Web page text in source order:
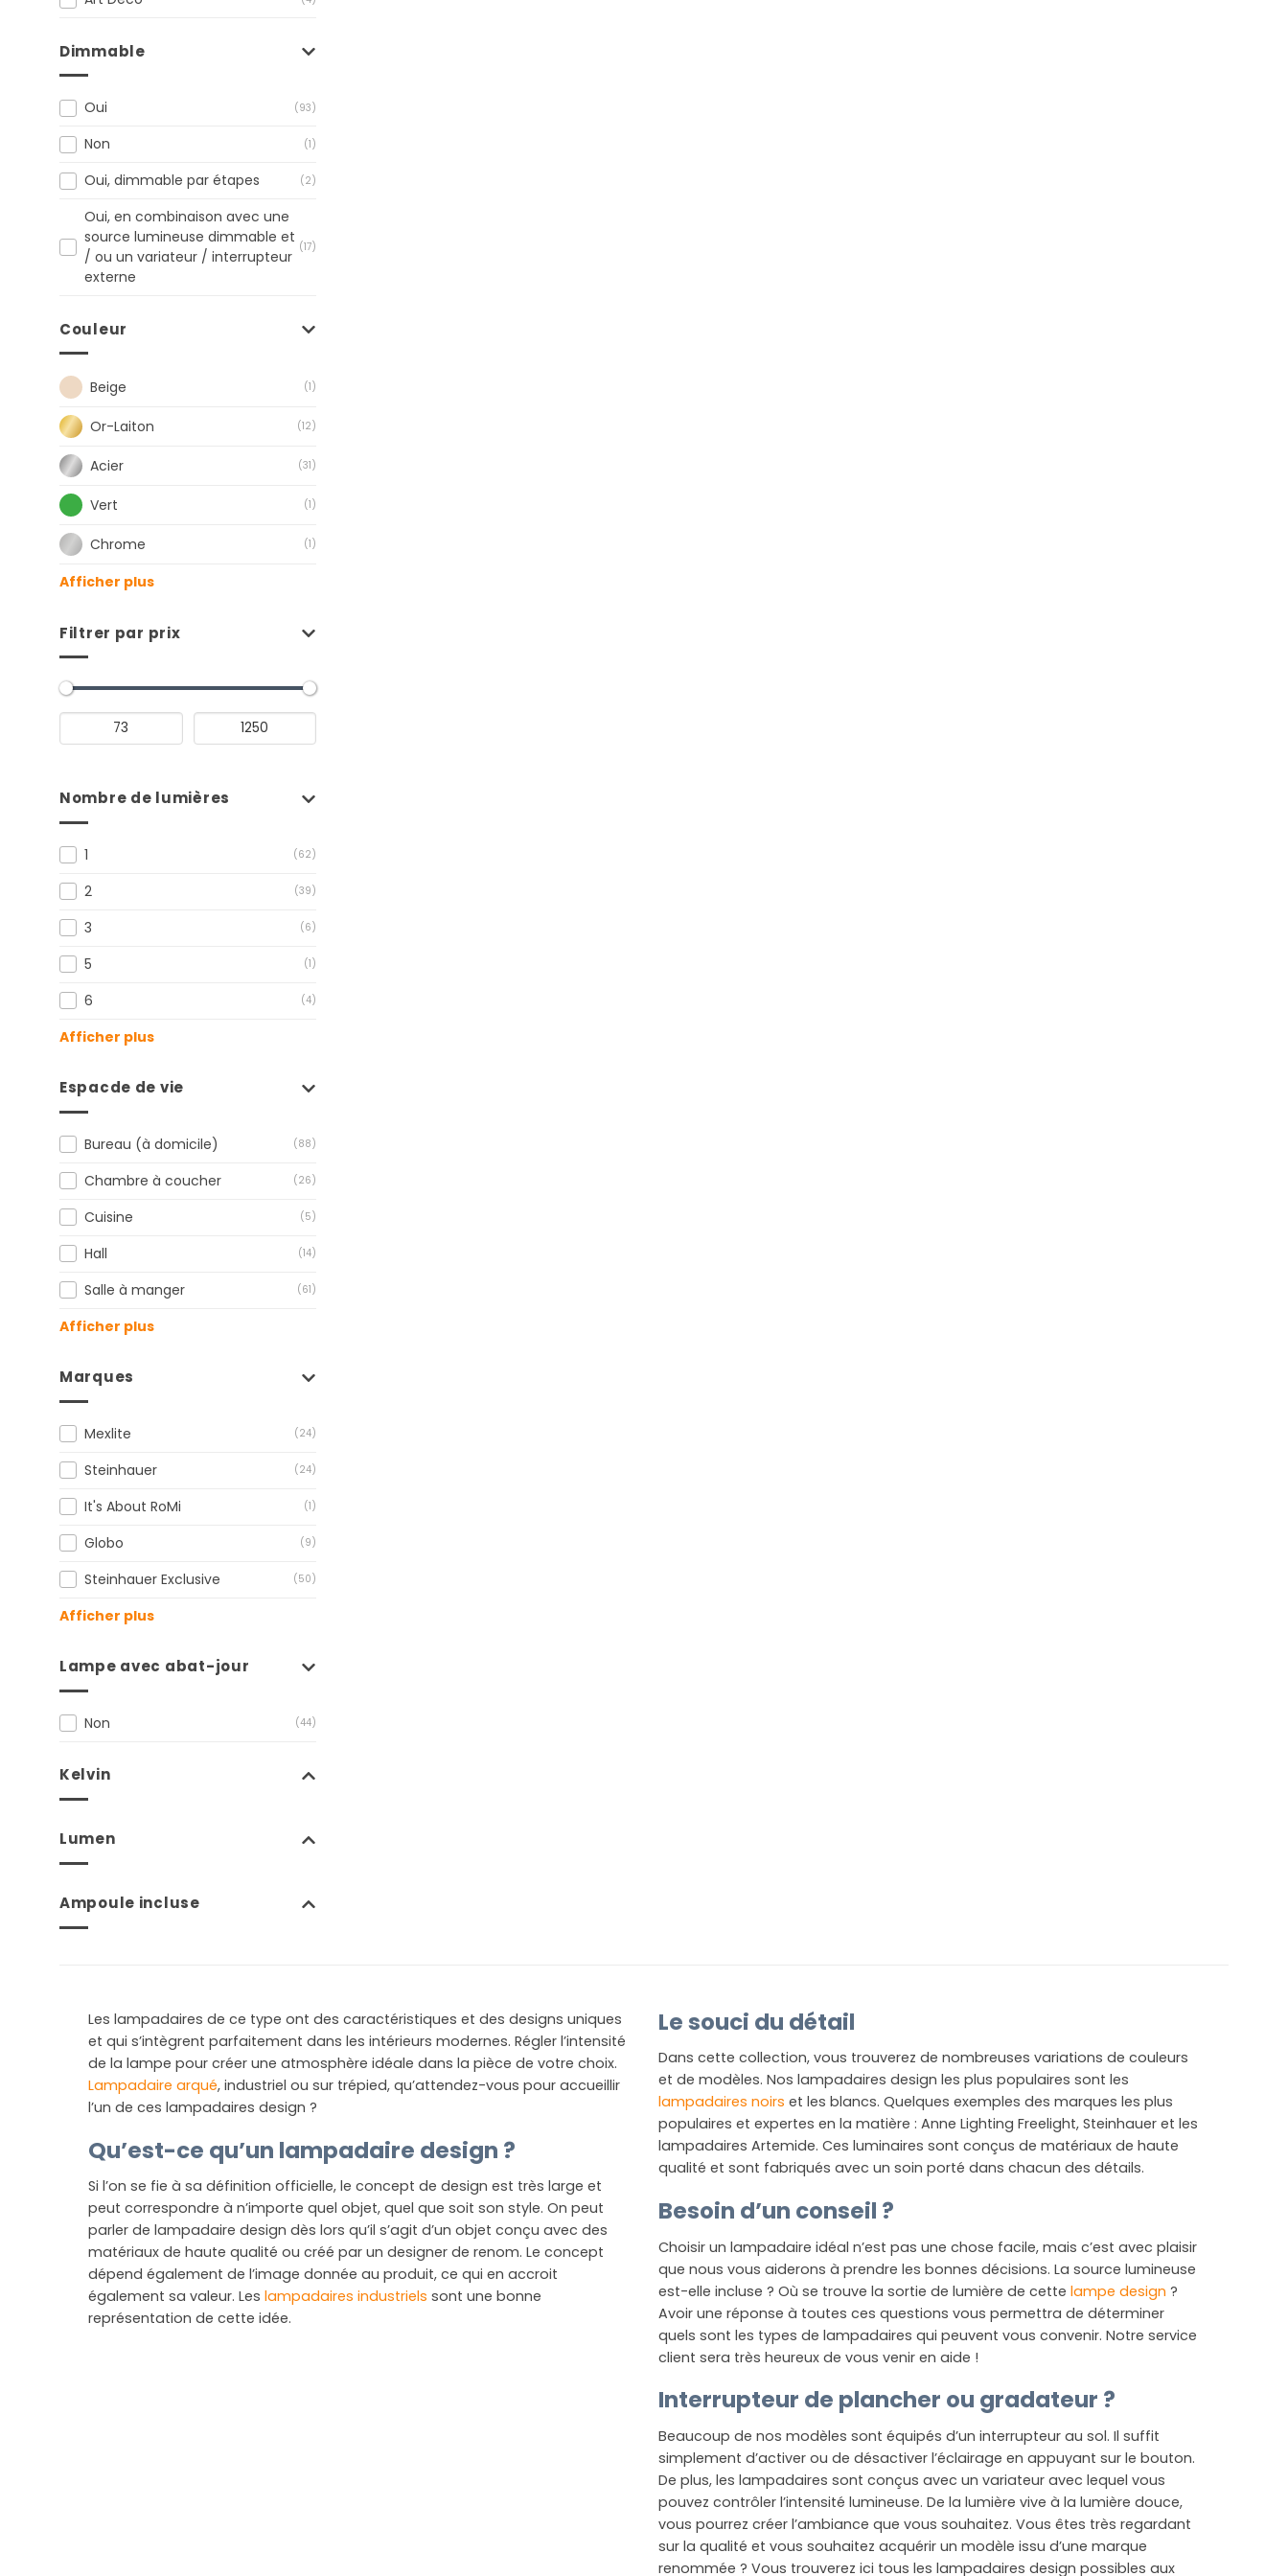
Dimmable
Oui (93)
Non (1)
Oui, dimmable par étapes (2)
Oui, en combinaison avec une
source lumineuse dimmable et
/ ou un variateur / interrupteur
externe
(17)
Couleur
Beige (1)
Or-Laiton (12)
Acier (31)
Vert (1)
Chrome (1)
Afficher plus
Filtrer par prix
Nombre de lumières
1 (62)
2 (39)
3 (6)
5 (1)
6 (4)
Afficher plus
Espacde de vie
Bureau (à domicile) (88)
Chambre à coucher (26)
Cuisine (5)
Hall (14)
Salle à manger (61)
Afficher plus
Marques
Mexlite (24)
Steinhauer (24)
It's About RoMi (1)
Globo (9)
Steinhauer Exclusive (50)
Afficher plus
Lampe avec abat-jour
Non (44)
Kelvin
Lumen
Ampoule incluse
Les lampadaires de ce type ont des caractéristiques et des designs uniques
et qui s’intègrent parfaitement dans les intérieurs modernes. Régler l’intensité
de la lampe pour créer une atmosphère idéale dans la pièce de votre choix.
Lampadaire arqué, industriel ou sur trépied, qu’attendez-vous pour accueillir
l’un de ces lampadaires design ?
Qu’est-ce qu’un lampadaire design ?
Si l’on se fie à sa définition officielle, le concept de design est très large et
peut correspondre à n’importe quel objet, quel que soit son style. On peut
parler de lampadaire design dès lors qu’il s’agit d’un objet conçu avec des
matériaux de haute qualité ou créé par un designer de renom. Le concept
dépend également de l’image donnée au produit, ce qui en accroit
également sa valeur. Les lampadaires industriels sont une bonne
représentation de cette idée.
Le souci du détail
Dans cette collection, vous trouverez de nombreuses variations de couleurs
et de modèles. Nos lampadaires design les plus populaires sont les
lampadaires noirs et les blancs. Quelques exemples des marques les plus
populaires et expertes en la matière : Anne Lighting Freelight, Steinhauer et les
lampadaires Artemide. Ces luminaires sont conçus de matériaux de haute
qualité et sont fabriqués avec un soin porté dans chacun des détails.
Besoin d’un conseil ?
Choisir un lampadaire idéal n’est pas une chose facile, mais c’est avec plaisir
que nous vous aiderons à prendre les bonnes décisions. La source lumineuse
est-elle incluse ? Où se trouve la sortie de lumière de cette lampe design ?
Avoir une réponse à toutes ces questions vous permettra de déterminer
quels sont les types de lampadaires qui peuvent vous convenir. Notre service
client sera très heureux de vous venir en aide !
Interrupteur de plancher ou gradateur ?
Beaucoup de nos modèles sont équipés d’un interrupteur au sol. Il suffit
simplement d’activer ou de désactiver l’éclairage en appuyant sur le bouton.
De plus, les lampadaires sont conçus avec un variateur avec lequel vous
pouvez contrôler l’intensité lumineuse. De la lumière vive à la lumière douce,
vous pourrez créer l’ambiance que vous souhaitez. Vous êtes très regardant
sur la qualité et vous souhaitez acquérir un modèle issu d’une marque
renommée ? Vous trouverez ici tous les lampadaires design possibles aux